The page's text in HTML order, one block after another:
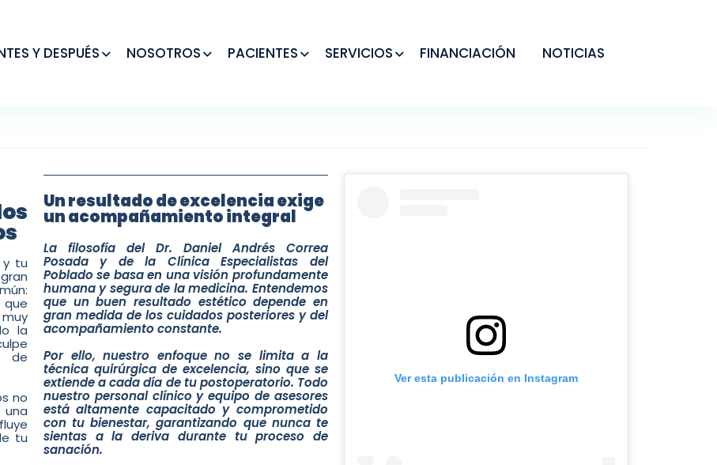
Y DESPUÉS NOSOTROS PACIENTES SERVICIOS FINANCIACIÓN NOTICIAS
y tu
la
de
no
una
tu
Un resultado de excelencia exige
un acompañamiento integral
La filosofía del Dr. Daniel Andrés Correa
Posada y de la Clínica Especialistas del
Poblado se basa en una visión profundamente
humana y segura de la medicina. Entendemos
que un buen resultado estético depende en
gran medida de los cuidados posteriores y del
acompañamiento constante.
Por ello, nuestro enfoque no se limita a la
técnica quirúrgica de excelencia, sino que se
extiende a cada día de tu postoperatorio. Todo
nuestro personal clínico y equipo de asesores
está altamente capacitado y comprometido
con tu bienestar, garantizando que nunca te
sientas a la deriva durante tu proceso de
sanación.
Ver esta publicación en Instagram